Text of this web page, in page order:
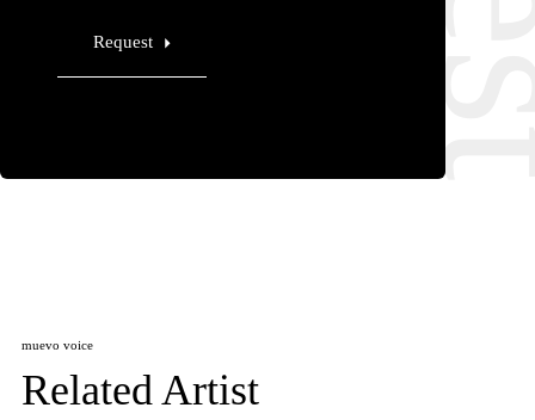
Request
muevo voice
Related Artist